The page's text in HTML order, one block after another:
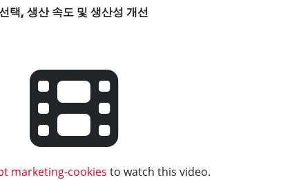
택, 생산 속도 및 생산성 개선
marketing-cookies to watch this video.